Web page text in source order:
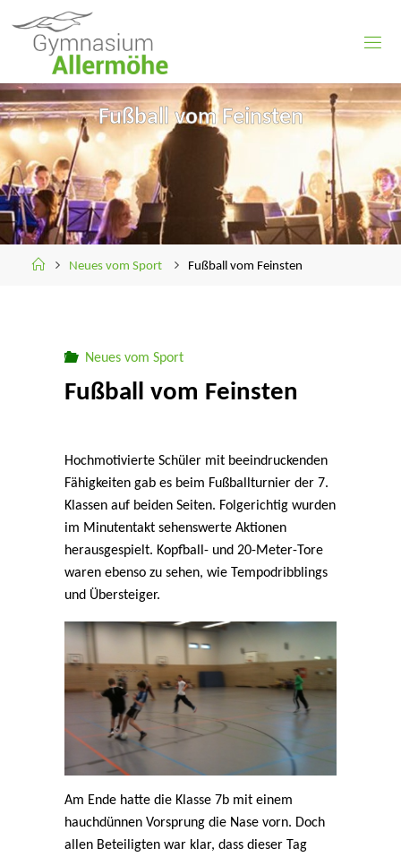
content
Fußball vom Feinsten
HomeNeues vom Sport Fußball vom Feinsten
Neues vom Sport
Fußball vom Feinsten
Hochmotivierte Schüler mit beeindruckenden
Fähigkeiten gab es beim Fußballturnier der 7.
Klassen auf beiden Seiten. Folgerichtig wurden
im Minutentakt sehenswerte Aktionen
herausgespielt. Kopfball- und 20-Meter-Tore
waren ebenso zu sehen, wie Tempodribblings
und Übersteiger.
Am Ende hatte die Klasse 7b mit einem
hauchdünnen Vorsprung die Nase vorn. Doch
allen Beteiligten war klar, dass dieser Tag